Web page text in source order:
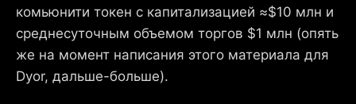
комьюнити токен с капитализацией ≈$10 млн и
среднесуточным объемом торгов $1 млн (опять
же на момент написания этого материала для
Dyor, дальше-больше).